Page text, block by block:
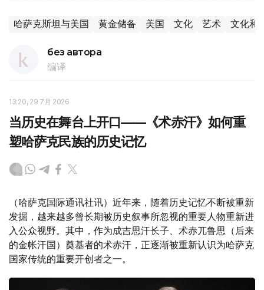
哈萨克斯坦与美国 黄金储备 美国 文化 艺术 文化和
без автора
编译
13:20, 29 7月 2026
当历史在舞台上开口——《术赤汗》如何重
塑哈萨克民族的历史记忆
（哈萨克国际通讯社讯）近年来，随着历史记忆不断被重新
发掘，越来越多曾长期被历史叙事所忽视的重要人物重新进
入公众视野。其中，作为成吉思汗长子、术赤兀鲁思（后来
的金帐汗国）奠基者的术赤汗，正逐渐被重新认识为哈萨克
国家传统的重要开创者之一。